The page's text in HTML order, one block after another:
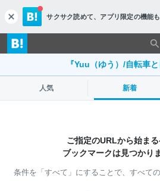
c
l
o
s
サクサク読めて、 アプリ限定の機能も
『Yuu（ゆう）/自転車と
人気 新着
ご指定のURLから始ま
ブックマークは見つかり
条件を「すべて」にすることで、 すべて